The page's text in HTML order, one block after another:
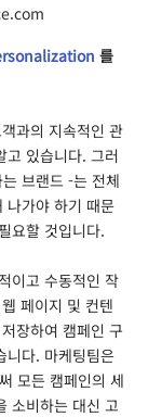
를
과의 지속적인 관
고 있습니다. 그러
브랜드 -는 전체
나가야 하기 때문
요할 것입니다.
이고 수동적인 작
페이지 및 컨텐
장하여 캠페인 구
니다. 마케팅팀은
모든 캠페인의 세
소비하는 대신 고